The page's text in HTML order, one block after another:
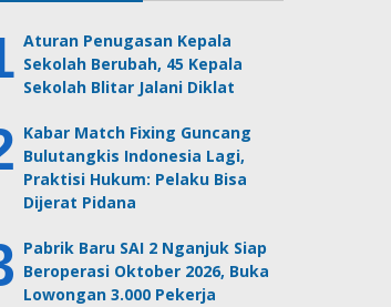
Aturan Penugasan Kepala
Sekolah Berubah, 45 Kepala
Sekolah Blitar Jalani Diklat
Kabar Match Fixing Guncang
Bulutangkis Indonesia Lagi,
Praktisi Hukum: Pelaku Bisa
Dijerat Pidana
Pabrik Baru SAI 2 Nganjuk Siap
Beroperasi Oktober 2026, Buka
Lowongan 3.000 Pekerja